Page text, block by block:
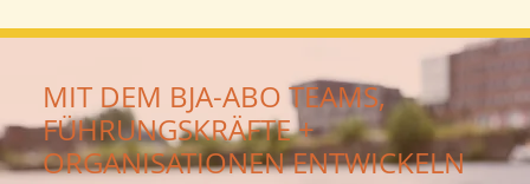
MIT DEM BJA-ABO TEAMS,
FÜHRUNGSKRÄFTE +
ORGANISATIONEN ENTWICKELN